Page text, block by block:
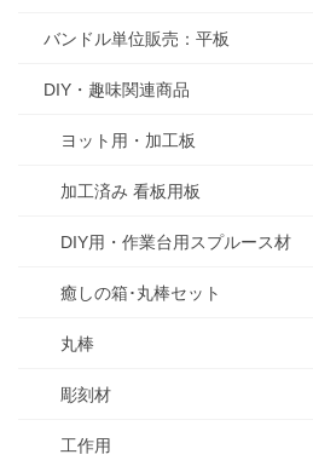
バンドル単位販売：平板
DIY・趣味関連商品
ヨット用・加工板
加工済み 看板用板
DIY用・作業台用スプルース材
癒しの箱･丸棒セット
丸棒
彫刻材
工作用